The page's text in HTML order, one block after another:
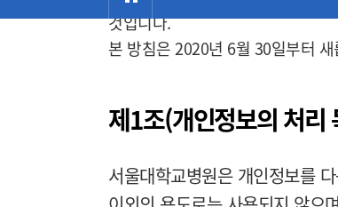
위
치:
것입니다.
본 방침은 2020년 6월 30일부터
제1조(개인정보의 처리
서울대학교병원은 개인정보를